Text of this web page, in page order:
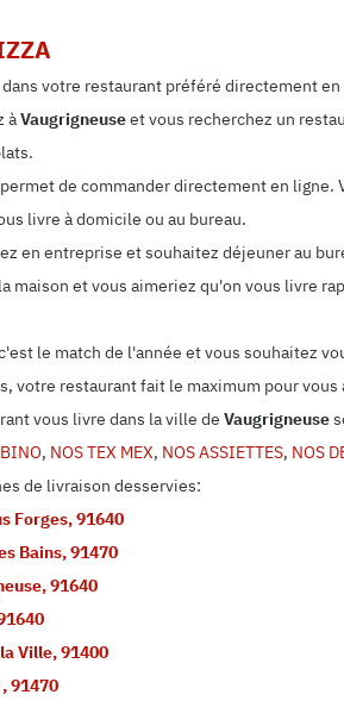
votre restaurant préféré directement
àVaugrigneuseet vous recherchez un
de commander directement en
livre à domicile ou au bureau.
en entreprise et souhaitez déjeuner au
maison et vous aimeriez qu'on vous livre
le match de l'année et vous souhaitez
votre restaurant fait le maximum pour
vous livre dans la ville de Vaugrigneuse
, NOS TEX MEX, NOS ASSIETTES, NOS
de livraison desservies:
Forges,91640
Bains,91470
,91640
Ville,91400
,91470